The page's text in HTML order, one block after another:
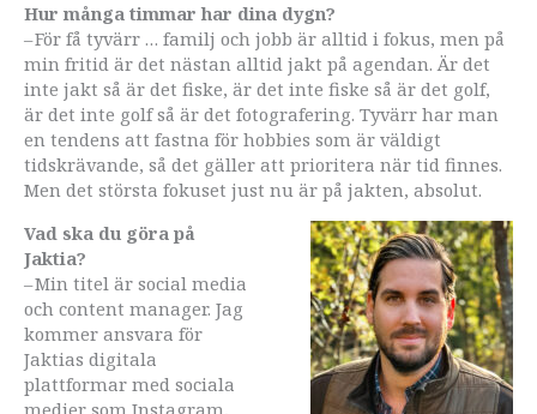
Hur många timmar har dina dygn?
– För få tyvärr … familj och jobb är alltid i fokus, men på
min fritid är det nästan alltid jakt på agendan. Är det
inte jakt så är det fiske, är det inte fiske så är det golf,
är det inte golf så är det fotografering. Tyvärr har man
en tendens att fastna för hobbies som är väldigt
tidskrävande, så det gäller att prioritera när tid finnes.
Men det största fokuset just nu är på jakten, absolut.
Vad ska du göra på
Jaktia?
– Min titel är social media
och content manager. Jag
kommer ansvara för
Jaktias digitala
plattformar med sociala
medier som Instagram,